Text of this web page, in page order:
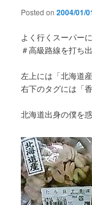
ョ
Posted on2004/01/
よく行くスーパー
＃高級路線を打ち
左上には「北海道
右下のタグには「
北海道出身の僕を